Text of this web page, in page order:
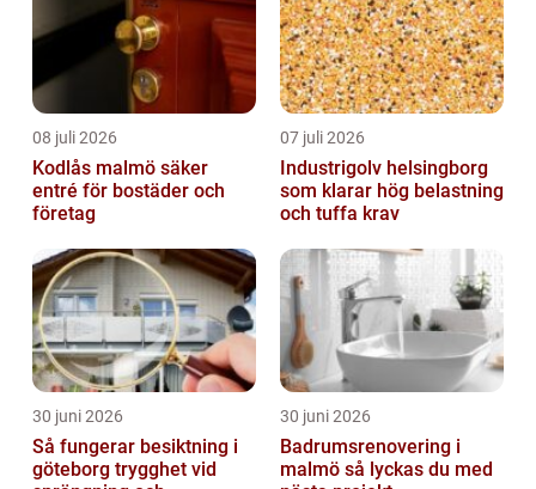
08 juli 2026
Kodlås malmö säker
entré för bostäder och
företag
07 juli 2026
Industrigolv helsingborg
som klarar hög belastning
och tuffa krav
30 juni 2026
Så fungerar besiktning i
göteborg trygghet vid
30 juni 2026
Badrumsrenovering i
malmö så lyckas du med